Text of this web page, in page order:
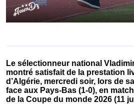
Le sélectionneur national
montré satisfait de la prestation
d’Algérie, mercredi soir, lors de
face aux Pays-Bas (1-0), en
de la Coupe du monde 2026 (11